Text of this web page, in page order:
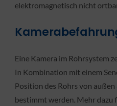
elektromagnetisch nicht
Eine Kamera im Rohrsystem
In Kombination mit einem
Position des Rohrs von
bestimmt werden. Mehr dazu